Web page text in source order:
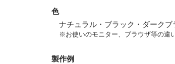
色
ナチュラル・ブラック・ダークブ
※お使いのモニター、ブラウザ等の違
製作例